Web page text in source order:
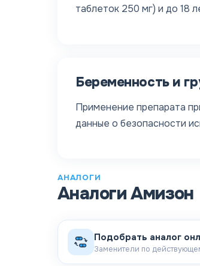
таблеток 250 мг) и до 18
Беременность и
Применение препарата
данные о безопасности
АНАЛОГИ
АналогиАмизон
Подобрать аналог
Заменители по